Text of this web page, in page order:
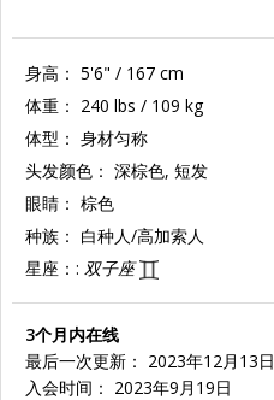
身高： 5'6" / 167 cm
体重： 240 lbs / 109 kg
体型： 身材匀称
头发颜色： 深棕色, 短发
眼睛： 棕色
种族： 白种人/高加索人
星座：: 双子座
3个月内在线
最后一次更新： 2023年12月13日
入会时间： 2023年9月19日